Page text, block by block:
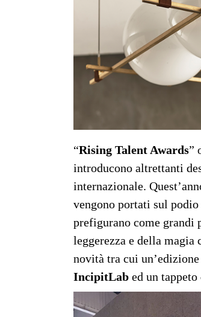
“Rising Talent Awards”
introducono altrettanti
internazionale.
vengono portati sul
prefigurano come grandi
leggerezza e della
novità tra cui
IncipitLab ed un